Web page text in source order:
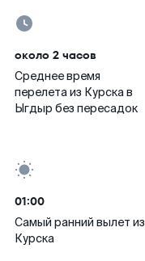
около 2 часов
Среднее время
перелета из Курска в
Ыгдыр без пересадок
01:00
Самый ранний вылет из
Курска